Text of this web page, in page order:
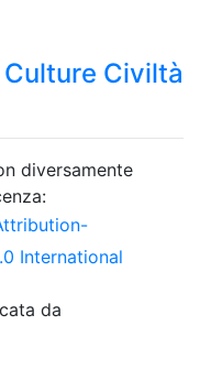
Civiltà
diversamente
International
da